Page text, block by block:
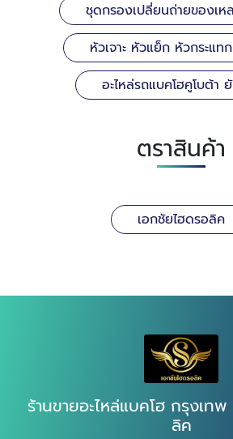
ชุดกรองเปลี่ยนถ่ายของเห
หัวเจาะ หัวแย็ก หัวกระแท
อะไหล่รถแบคโฮคูโบต้า
ตราสินค้า
เอกชัยไฮดรอลิค
ร้านขายอะไหล่แบคโฮ กรุงเท
ลิค